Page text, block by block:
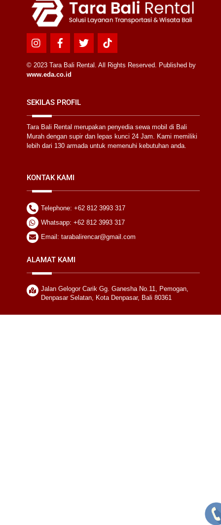
Icon
label
Icon
label
Icon
label
Icon
label
© 2023 Tara Bali Rental. All Rights Reserved. Published by
www.eda.co.id
SEKILAS PROFIL
Tara Bali Rental merupakan penyedia sewa mobil di Bali
Murah dengan supir dan lepas kunci 24 Jam. Kami memiliki
lebih dari 130 armada untuk memenuhi kebutuhan anda.
KONTAK KAMI
Telephone: +62 812 3993 317
Whatsapp: +62 812 3993 317
Email: tarabalirencar@gmail.com
ALAMAT KAMI
Jalan Gelogor Carik Gg. Ganesha No.11, Pemogan,
Denpasar Selatan, Kota Denpasar, Bali 80361